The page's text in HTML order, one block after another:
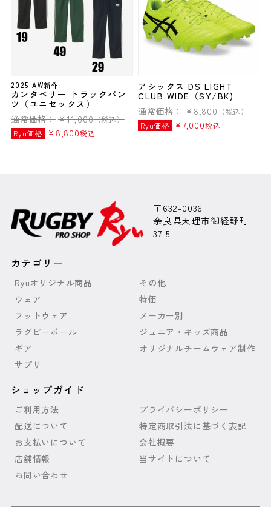
2025 AW新作
カンタベリー トラックパン
ツ（ユニセックス）
通常価格： ¥11,000（税込）
Ryu価格
¥ 8,800税込
アシックス DS LIGHT
CLUB WIDE（SY/BK)
通常価格： ¥8,800（税込）
Ryu価格
¥ 7,000税込
〒632-0036
奈良県天理市御経野町
37-5
カテゴリー
Ryuオリジナル商品
ウェア
フットウェア
ラグビーボール
ギア
サプリ
その他
特価
メーカー別
ジュニア・キッズ商品
オリジナルチームウェア制作
ショップガイド
ご利用方法
配送について
お支払いについて
店舗情報
お問い合わせ
プライバシーポリシー
特定商取引法に基づく表記
会社概要
当サイトについて